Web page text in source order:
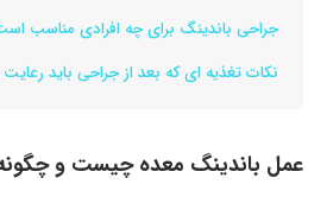
جراحی باندینگ برای چه افرادی مناسب
نکات تغذیه ای که بعد از جراحی باید
عمل باندینگ معده چیست و